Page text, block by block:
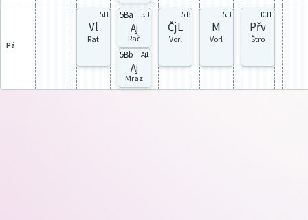
pá
5.B
Vl
Rat
5Ba 5.B
Aj
Rač
5Bb Aj1
Aj
Mraz
5.B
ČjL
Vorl
5.B
M
Vorl
ICT1
Přv
Štro